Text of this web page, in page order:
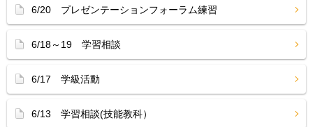
6/20 プレゼンテーションフォーラム練習
6/18～19 学習相談
6/17 学級活動
6/13 学習相談(技能教科）